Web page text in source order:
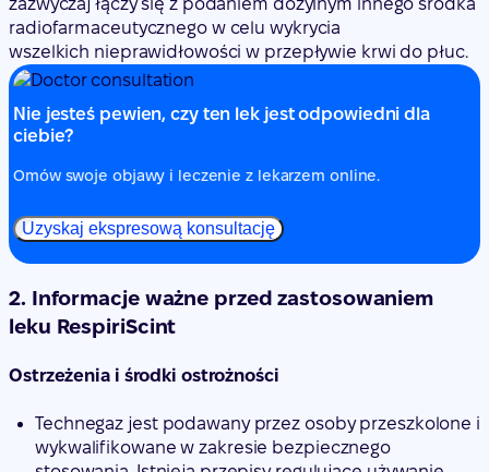
zazwyczaj łączy się z podaniem dożylnym innego środka
radiofarmaceutycznego w celu wykrycia
wszelkich nieprawidłowości w przepływie krwi do płuc.
Nie jesteś pewien, czy ten lek jest odpowiedni dla
ciebie?
Omów swoje objawy i leczenie z lekarzem online.
Uzyskaj ekspresową konsultację
2. Informacje ważne przed zastosowaniem
leku RespiriScint
Ostrzeżenia i środki ostrożności
Technegaz jest podawany przez osoby przeszkolone i
wykwalifikowane w zakresie bezpiecznego